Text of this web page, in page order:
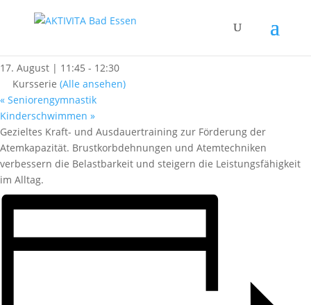
« Alle Kurse
17. August | 11:45 - 12:30
Kursserie (Alle ansehen)
« Seniorengymnastik
Kinderschwimmen »
Gezieltes Kraft- und Ausdauertraining zur Förderung der
Atemkapazität. Brustkorbdehnungen und Atemtechniken
verbessern die Belastbarkeit und steigern die Leistungsfähigkeit
im Alltag.